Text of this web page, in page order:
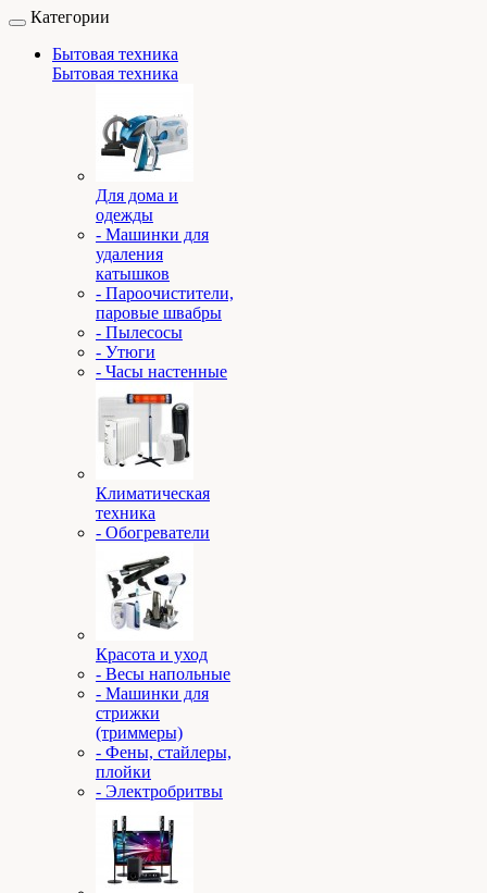
Категории
Бытовая техника
Бытовая техника
Для дома и
одежды
- Машинки для
удаления
катышков
- Пароочистители,
паровые швабры
- Пылесосы
- Утюги
- Часы настенные
Климатическая
техника
- Обогреватели
Красота и уход
- Весы напольные
- Машинки для
стрижки
(триммеры)
- Фены, стайлеры,
плойки
- Электробритвы